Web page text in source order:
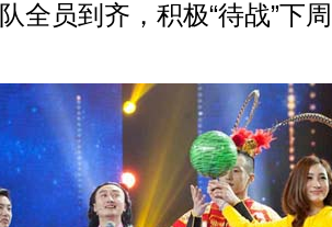
全员到齐，积极“待战”下